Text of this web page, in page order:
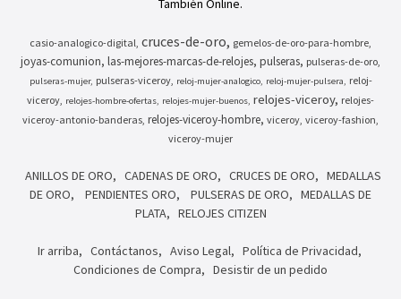
También Online.
casio-analogico-digital cruces-de-oro gemelos-de-oro-para-hombre
joyas-comunion las-mejores-marcas-de-relojes pulseras pulseras-de-oro
pulseras-mujer pulseras-viceroy reloj-mujer-analogico reloj-mujer-pulsera
reloj-
viceroy relojes-hombre-ofertas relojes-mujer-buenos relojes-viceroy relojes-
viceroy-antonio-banderas relojes-viceroy-hombre viceroy viceroy-fashion
viceroy-mujer
ANILLOS DE ORO CADENAS DE ORO CRUCES DE ORO
MEDALLAS
DE ORO
PENDIENTES ORO PULSERAS DE ORO
MEDALLAS DE
PLATA
RELOJES CITIZEN
Ir arriba Contáctanos Aviso Legal
Política de Privacidad
Condiciones de Compra
Desistir de un pedido